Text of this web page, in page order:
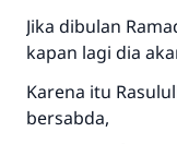
Jika dibulan
kapan lagi dia
Karena itu
bersabda,